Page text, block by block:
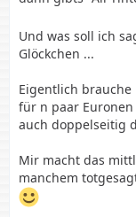
Und was soll ich
Glöckchen ...
Eigentlich
für n paar
auch doppelseitig
Mir macht das
manchem